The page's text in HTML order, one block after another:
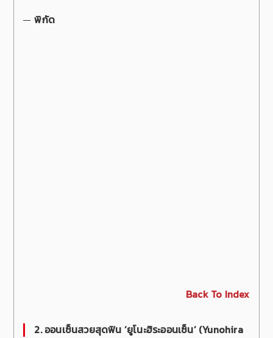
พิกัด
Back To Index
2. ออนเซ็นสวยสุดฟิน ‘ยูโนะฮิระออนเซ็น’ (Yunohira